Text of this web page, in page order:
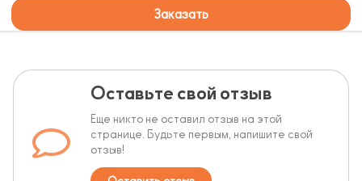
Заказать
Оставьте свой отзыв
Еще никто не оставил отзыв на этой
странице. Будьте первым, напишите свой
отзыв!